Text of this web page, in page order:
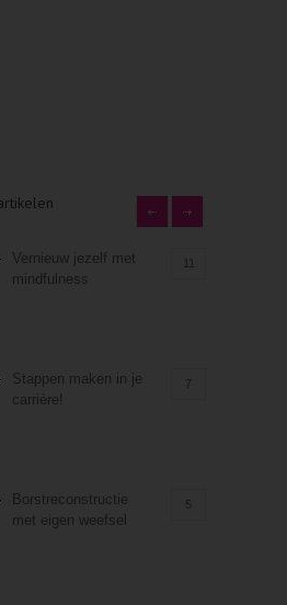
Vernieuw jezelf met
mindfulness
Stappen maken in je
carrière!
7
Borstreconstructie
met eigen weefsel
5